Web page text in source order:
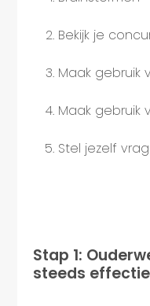
Bekijk je
Maak gebruik
Maak gebruik
Stel jezelf
Stap 1:
steeds